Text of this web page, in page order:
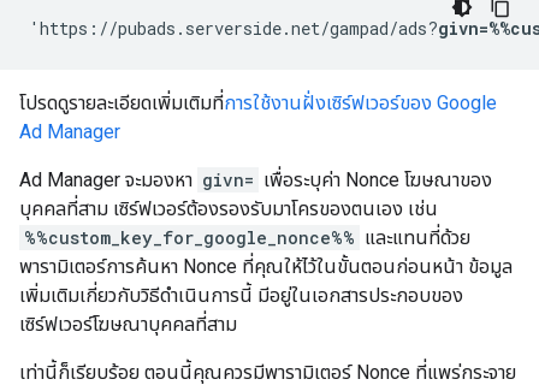
'https://pubads.serverside.net/gampad/ads?
โปรดดูรายละเอียดเพิ่มเติมที่การใช้งานฝั่งเซิร์ฟเวอร์ของ Google
Ad Manager
Ad Manager จะมองหา givn= เพื่อระบุค่า Nonce โฆษณาของ
บุคคลที่สาม เซิร์ฟเวอร์ต้องรองรับมาโครของตนเอง เช่น
%%custom_key_for_google_nonce%% และแทนที่ด้วย
พารามิเตอร์การค้นหา Nonce ที่คุณให้ไว้ในขั้นตอนก่อนหน้า ข้อมูล
เพิ่มเติมเกี่ยวกับวิธีดำเนินการนี้ มีอยู่ในเอกสารประกอบของ
เซิร์ฟเวอร์โฆษณาบุคคลที่สาม
เท่านี้ก็เรียบร้อย ตอนนี้คุณควรมีพารามิเตอร์ Nonce ที่แพร่กระจาย